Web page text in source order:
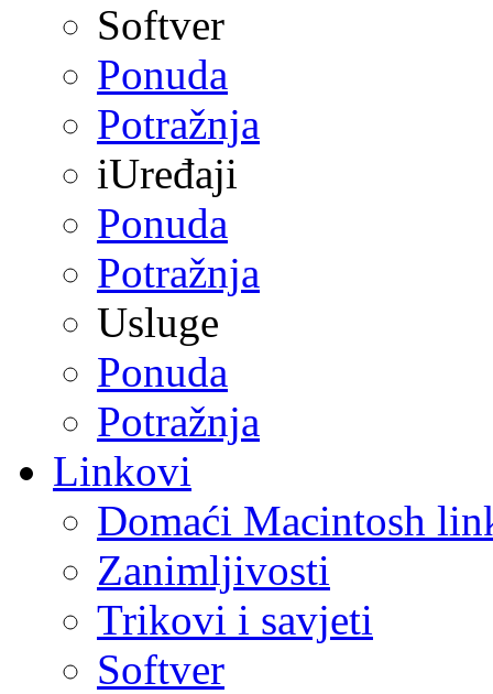
Softver
Ponuda
Potražnja
iUređaji
Ponuda
Potražnja
Usluge
Ponuda
Potražnja
Linkovi
Domaći Macintosh
Zanimljivosti
Trikovi i savjeti
Softver